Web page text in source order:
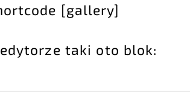
[gallery]
taki oto blok: